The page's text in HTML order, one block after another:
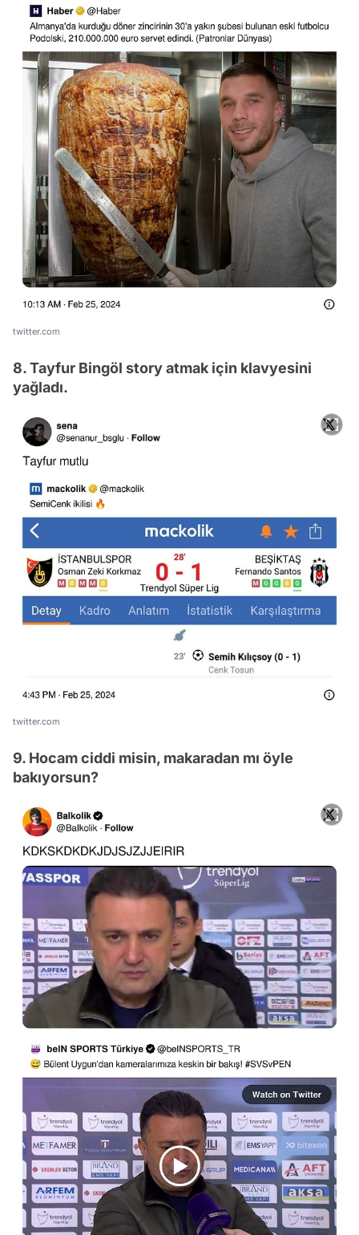
twitter.com
8. Tayfur Bingöl story atmak için klavyesini
yağladı.
twitter.com
9. Hocam ciddi misin, makaradan mı öyle
bakıyorsun?